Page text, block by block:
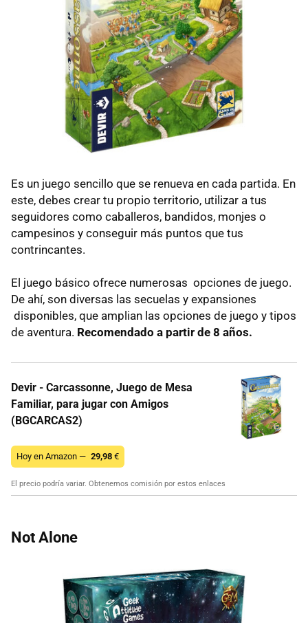
Es un juego sencillo que se renueva en cada partida. En
este, debes crear tu propio territorio, utilizar a tus
seguidores como caballeros, bandidos, monjes o
campesinos y conseguir más puntos que tus
contrincantes.
El juego básico ofrece numerosas opciones de juego.
De ahí, son diversas las secuelas y expansiones
disponibles, que amplian las opciones de juego y tipos
de aventura. Recomendado a partir de 8 años.
Devir - Carcassonne, Juego de Mesa
Familiar, para jugar con Amigos
(BGCARCAS2)
Hoy en Amazon — 29,98 €
El precio podría variar. Obtenemos comisión por estos enlaces
Not Alone